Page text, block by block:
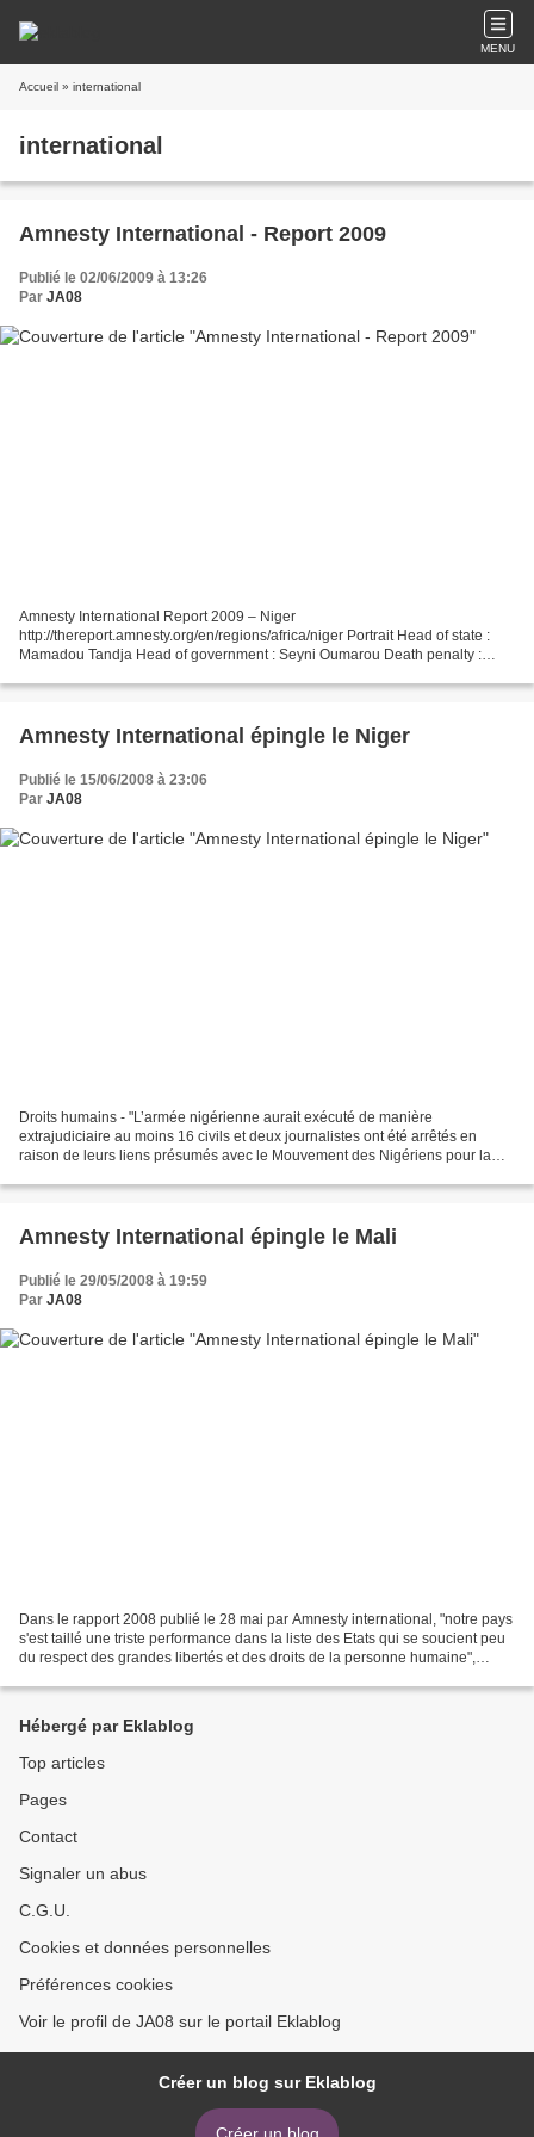
MENU
Accueil » international
international
Amnesty International - Report 2009
Publié le 02/06/2009 à 13:26
Par JA08
Amnesty International Report 2009 – Niger
http://thereport.amnesty.org/en/regions/africa/niger Portrait Head of state :
Mamadou Tandja Head of government : Seyni Oumarou Death penalty :
Amnesty International épingle le Niger
Publié le 15/06/2008 à 23:06
Par JA08
Droits humains - "L’armée nigérienne aurait exécuté de manière
extrajudiciaire au moins 16 civils et deux journalistes ont été arrêtés en
raison de leurs liens présumés avec le Mouvement des Nigériens pour la
Amnesty International épingle le Mali
Publié le 29/05/2008 à 19:59
Par JA08
Dans le rapport 2008 publié le 28 mai par Amnesty international, "notre pays
s'est taillé une triste performance dans la liste des Etats qui se soucient peu
du respect des grandes libertés et des droits de la personne humaine",
Hébergé par Eklablog
Top articles
Pages
Contact
Signaler un abus
C.G.U.
Cookies et données personnelles
Préférences cookies
Voir le profil de JA08 sur le portail Eklablog
Créer un blog sur Eklablog